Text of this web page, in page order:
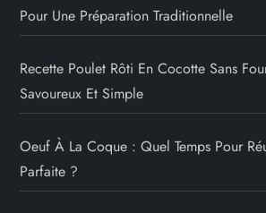
Pour Une Préparation Traditionnelle
Recette Poulet Rôti En Cocotte Sans
Savoureux Et Simple
Oeuf À La Coque : Quel Temps Pour
Parfaite ?